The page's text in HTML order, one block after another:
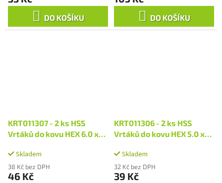
DO KOŠÍKU DO KOŠÍKU
KRT011307 - 2 ks HSS
Vrtáků do kovu HEX 6.0 x
Skladem
38 Kč bez DPH
46 Kč
KRT011306 - 2 ks HSS
Vrtáků do kovu HEX 5.0 x
Skladem
32 Kč bez DPH
39 Kč